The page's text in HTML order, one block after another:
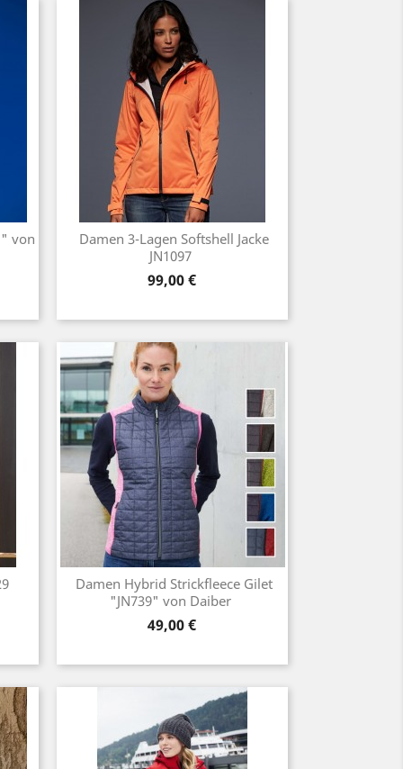
von
Damen 3-Lagen Softshell Jacke
JN1097
Preis
99,00 €
Damen Hybrid Strickfleece Gilet
"JN739" von Daiber
Preis
49,00 €